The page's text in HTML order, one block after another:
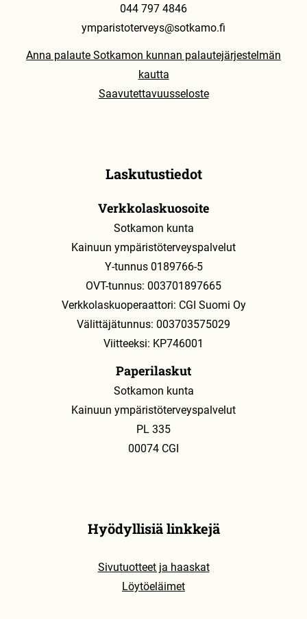
044 797 4846
ymparistoterveys@sotkamo.fi
Anna palaute Sotkamon kunnan palautejärjestelmän
kautta
Saavutettavuusseloste
Laskutustiedot
Verkkolaskuosoite
Sotkamon kunta
Kainuun ympäristöterveyspalvelut
Y-tunnus 0189766-5
OVT-tunnus: 003701897665
Verkkolaskuoperaattori: CGI Suomi Oy
Välittäjätunnus: 003703575029
Viitteeksi: KP746001
Paperilaskut
Sotkamon kunta
Kainuun ympäristöterveyspalvelut
PL 335
00074 CGI
Hyödyllisiä linkkejä
Sivutuotteet ja haaskat
Löytöeläimet